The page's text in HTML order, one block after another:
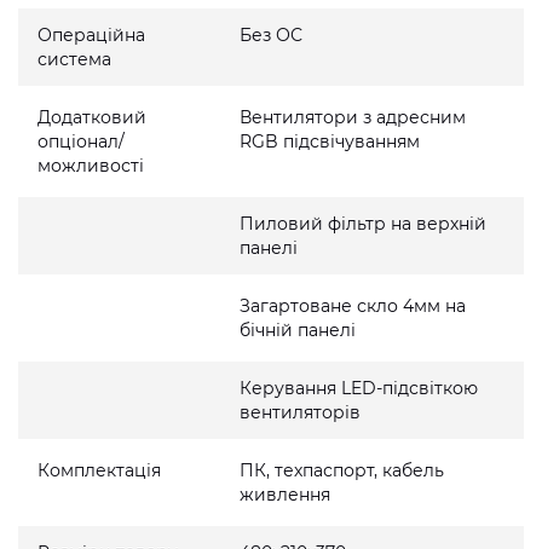
Операційна
система
Без ОС
Додатковий
опціонал/
можливості
Вентилятори з адресним
RGB підсвічуванням
Пиловий фільтр на верхній
панелі
Загартоване скло 4мм на
бічній панелі
Керування LED-підсвіткою
вентиляторів
Комплектація
ПК, техпаспорт, кабель
живлення